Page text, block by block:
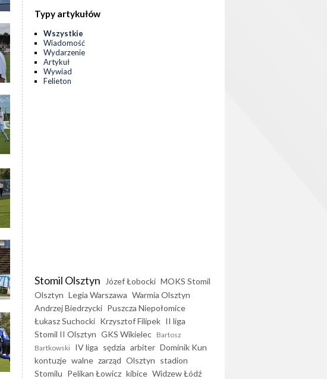
Typy artykułów
Wszystkie
Wiadomość
Wydarzenie
Artykuł
Wywiad
Felieton
Stomil Olsztyn Józef Łobocki MOKS Stomil
Olsztyn Legia Warszawa Warmia Olsztyn
Andrzej Biedrzycki Puszcza Niepołomice
Łukasz Suchocki Krzysztof Filipek II liga
Stomil II Olsztyn GKS Wikielec Bartosz
Bartkowski IV liga sędzia arbiter Dominik Kun
kontuzje walne zarząd Olsztyn stadion
Stomilu Pelikan Łowicz kibice Widzew Łódź